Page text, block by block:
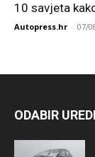
10 savjeta
Autopress.hr - 07/
ODABIR